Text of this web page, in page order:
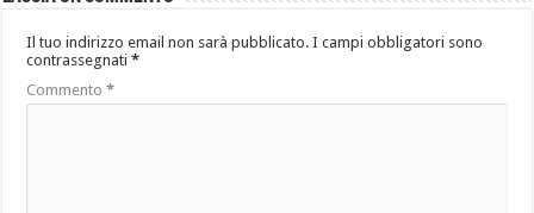
Il tuo indirizzo email non sarà pubblicato. I campi obbligatori sono
contrassegnati*
Commento*